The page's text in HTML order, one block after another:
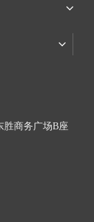
胜商务广场B座